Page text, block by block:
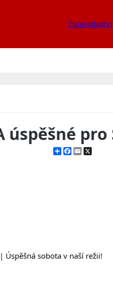
Zpravodajství
pro
ShareFacebook
Email
| Úspěšná sobota v naší režii!